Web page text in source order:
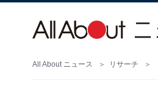
All About ニュース リサーチ